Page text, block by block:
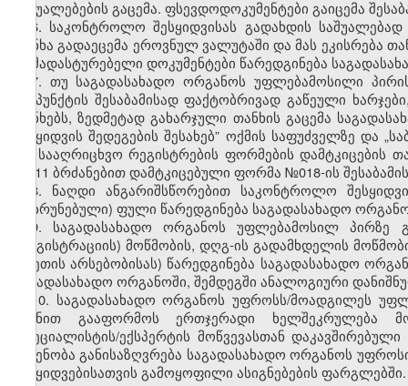
საშუალებების გაცემა. ფსევდოდოკუმენტები გაიცემა
6. საკონტროლო შესყიდვისას გადახდის
თანხა გადაეცემა ეროვნულ ვალუტაში და მას ეკისრება
დამადასტურებელი დოკუმენტები წარედგინება
7. თუ საგადასახადო ორგანოს უფლებამოსილი
ქვეპუნქტის შესაბამისად ფაქტობრივად გაწეული
თანხებს, ზედმეტად გახარჯული თანხის გაცემა
შესყიდვის შედეგების შესახებ” ოქმის საფუძველზე და
და სააღრიცხვო რეგისტრების ფორმების დამტკიცების
№511 ბრძანებით დამტკიცებული ფორმა №018-ის
8. ნაღდი ანგარიშსწორებით საკონტროლო
დაბრუნებული) ფული წარედგინება საგადასახადო
9. საგადასახადო ორგანოს უფლებამოსილ პირზე
(რეგისტრაციის) მოწმობის, დღგ-ის გადამხდელის
(ასეთის არსებობისას) წარედგინება საგადასახადო
საგადასახადო ორგანოში, შემდეგში ანალოგიური
10. საგადასახადო ორგანოს უფროსს/მოადგილეს
მიზნით გააფორმოს ერთჯერადი ხელშეკრულება
(სპეციალისტის/ექსპერტის მოწვევასთან
ოდენობა განისაზღვრება საგადასახადო ორგანოს
შესყიდვებისათვის გამოყოფილი ასიგნებების ფარგლებში.